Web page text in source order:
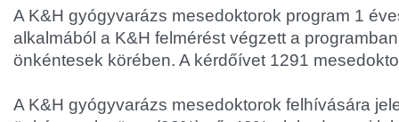
A K&H gyógyvarázs mesedoktorok program 1
alkalmából a K&H felmérést végzett a
önkéntesek körében. A kérdőívet 1291
A K&H gyógyvarázs mesedoktorok felhívására